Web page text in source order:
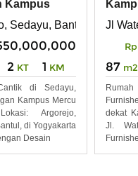
Kampus
Sedayu, Bantul, DI
2 KT 1 KM
di Sedayu,
Kampus Mercu
Argorejo,
di Yogyakarta
Desain
Jl
Rp
87 m2
dekat
Jl.